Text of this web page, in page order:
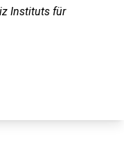
Instituts für